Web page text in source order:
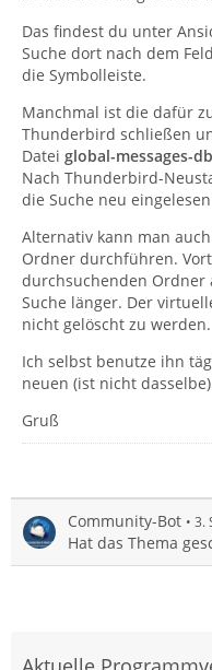
Das findest du unter
Suche dort nach dem
die Symbolleiste.
Manchmal ist die dafür
Thunderbird schließen
Datei global-messages-
Nach Thunderbird-
die Suche neu
Alternativ kann man
Ordner durchführen.
durchsuchenden Ordner
Suche länger. Der
nicht gelöscht zu werden.
Ich selbst benutze ihn
neuen (ist nicht
Gruß
Community-Bot 3.
Hat das Thema